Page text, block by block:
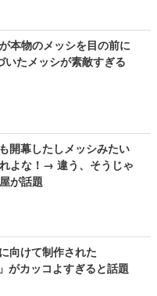
本物のメッシを目の前に
たメッシが素敵すぎる
開幕したしメッシみたい
よな！→ 違う、そうじゃ
が話題
向けて制作された
がカッコよすぎると話題